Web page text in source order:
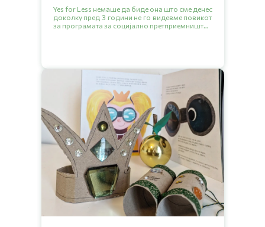
Yes for Less немаше да биде она што сме денес
доколку пред 3 години не го видевме повикот
за програмата за социјално претприемништво